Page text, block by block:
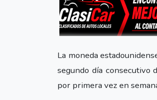
La moneda
segundo día consecutivo
por primera vez en